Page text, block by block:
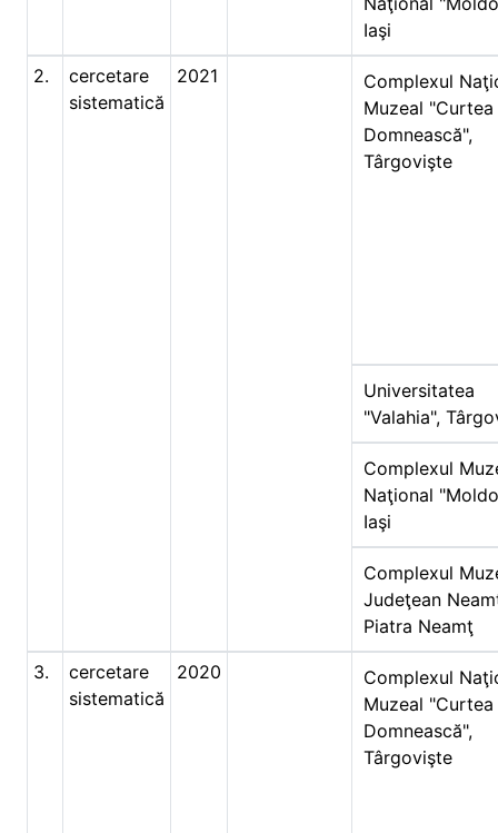
Iaşi
2.
cercetare
sistematică
2021
Complexul
Muzeal "Curtea
Domnească",
Târgovişte
Universitatea
"Valahia",
Complexul
Naţional
Iaşi
Complexul
Judeţean
Piatra Neamţ
3.
cercetare
sistematică
2020
Complexul
Muzeal "Curtea
Domnească",
Târgovişte